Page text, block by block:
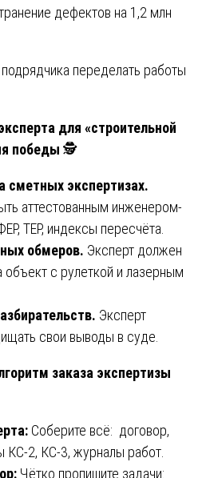
дефектов на 1,2 млн
переделать работы
для «строительной
победы 🕵️
сметных экспертизах.
аттестованным инженером-
ТЕР, индексы пересчёта.
обмеров. Эксперт должен
с рулеткой и лазерным
Эксперт
свои выводы в суде.
заказа экспертизы
Соберите всё: договор,
КС-2, КС-3, журналы работ.
Чётко пропишите задачи: